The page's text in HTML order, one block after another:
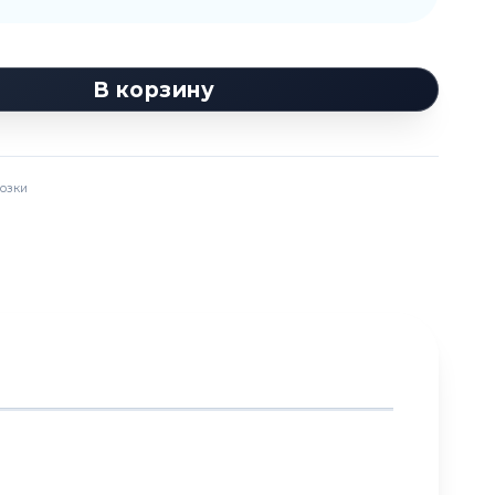
В корзину